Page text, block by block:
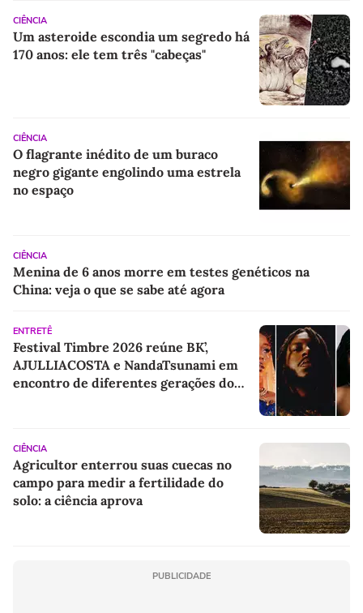
CIÊNCIA
Um asteroide escondia um segredo há
170 anos: ele tem três "cabeças"
CIÊNCIA
O flagrante inédito de um buraco
negro gigante engolindo uma estrela
no espaço
CIÊNCIA
Menina de 6 anos morre em testes genéticos na
China: veja o que se sabe até agora
ENTRETÊ
Festival Timbre 2026 reúne BK’,
AJULLIACOSTA e NandaTsunami em
encontro de diferentes gerações do
CIÊNCIA
Agricultor enterrou suas cuecas no
campo para medir a fertilidade do
solo: a ciência aprova
PUBLICIDADE